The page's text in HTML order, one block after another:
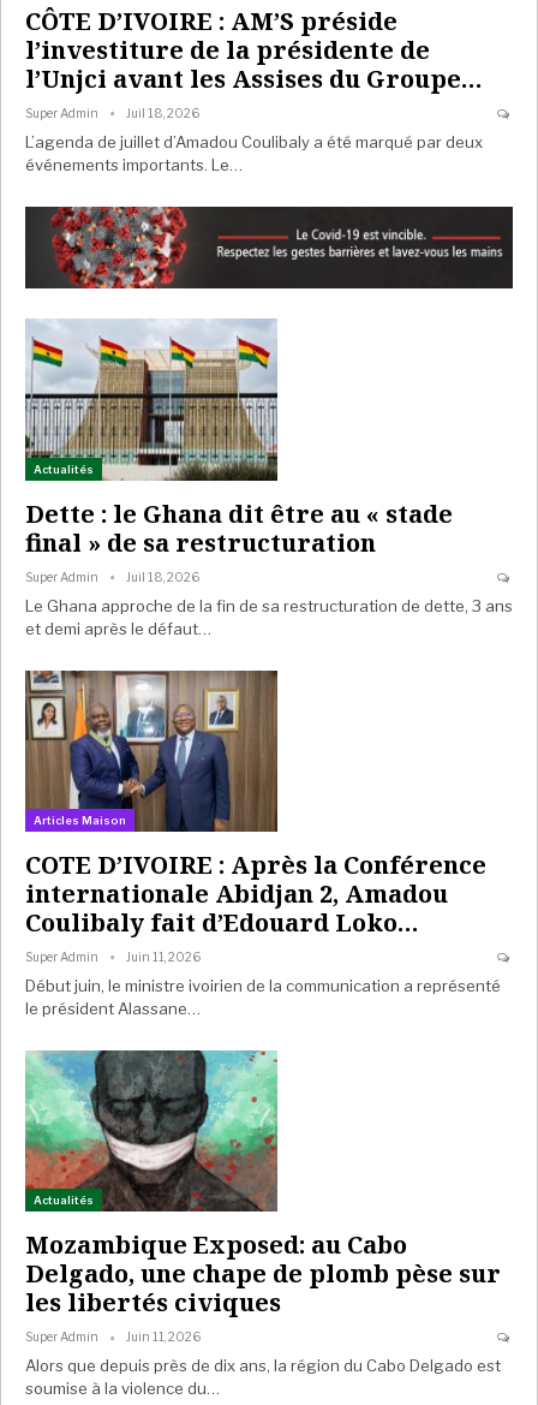
CÔTE D’IVOIRE : AM’S préside
l’investiture de la présidente de
l’Unjci avant les Assises du Groupe…
Super Admin Juil 18, 2026
L’agenda de juillet d’Amadou Coulibaly a été marqué par deux
événements importants. Le…
Actualités
Dette : le Ghana dit être au « stade
final » de sa restructuration
Super Admin Juil 18, 2026
Le Ghana approche de la fin de sa restructuration de dette, 3 ans
et demi après le défaut…
Articles Maison
COTE D’IVOIRE : Après la Conférence
internationale Abidjan 2, Amadou
Coulibaly fait d’Edouard Loko…
Super Admin Juin 11, 2026
Début juin, le ministre ivoirien de la communication a représenté
le président Alassane…
Actualités
Mozambique Exposed: au Cabo
Delgado, une chape de plomb pèse sur
les libertés civiques
Super Admin Juin 11, 2026
Alors que depuis près de dix ans, la région du Cabo Delgado est
soumise à la violence du…